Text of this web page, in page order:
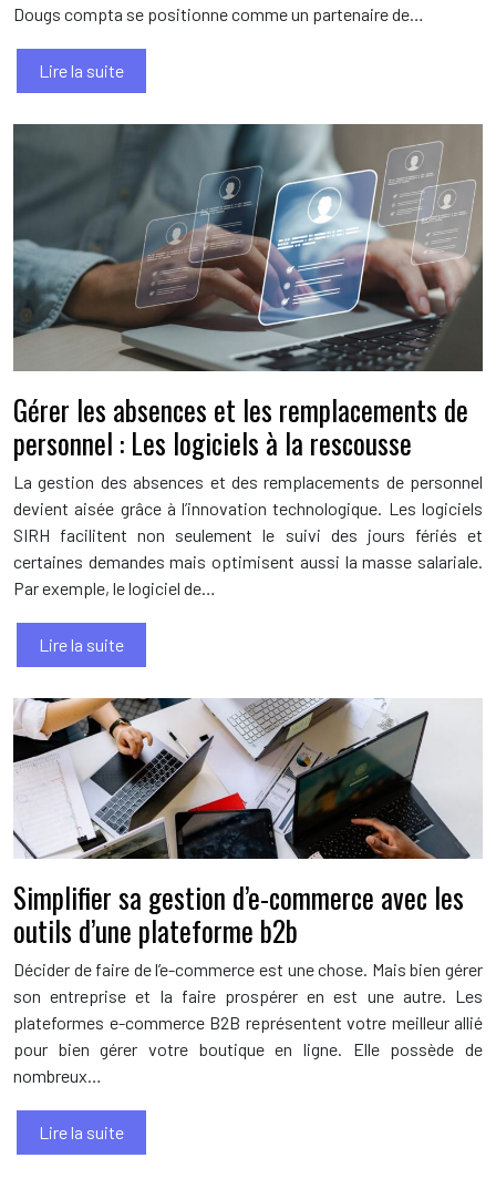
Dougs compta se positionne comme un partenaire de…
Lire la suite
Gérer les absences et les remplacements de
personnel : Les logiciels à la rescousse
La gestion des absences et des remplacements de personnel
devient aisée grâce à l’innovation technologique. Les logiciels
SIRH facilitent non seulement le suivi des jours fériés et
certaines demandes mais optimisent aussi la masse salariale.
Par exemple, le logiciel de…
Lire la suite
Simplifier sa gestion d’e-commerce avec les
outils d’une plateforme b2b
Décider de faire de l’e-commerce est une chose. Mais bien gérer
son entreprise et la faire prospérer en est une autre. Les
plateformes e-commerce B2B représentent votre meilleur allié
pour bien gérer votre boutique en ligne. Elle possède de
nombreux…
Lire la suite